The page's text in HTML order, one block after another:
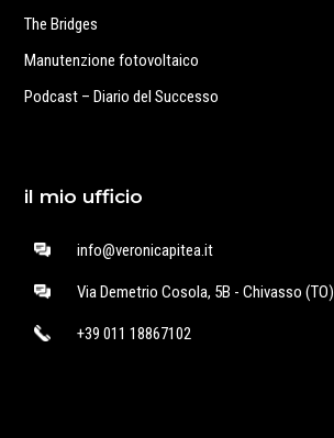
The Bridges
Manutenzione fotovoltaico
Podcast – Diario del Successo
il mio ufficio
info@veronicapitea.it
Via Demetrio Cosola, 5B - Chivasso (TO)
+39 011 18867102